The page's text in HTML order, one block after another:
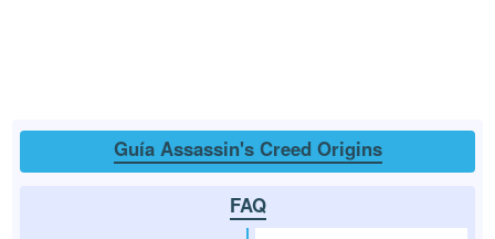
Guía Assassin's Creed Origins
FAQ